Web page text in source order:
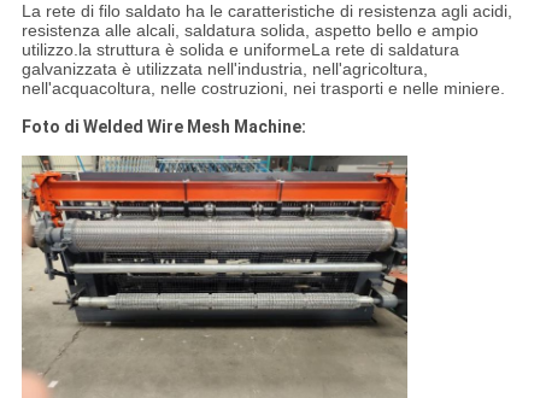
La rete di filo saldato ha le caratteristiche di resistenza agli acidi,
resistenza alle alcali, saldatura solida, aspetto bello e ampio
utilizzo.la struttura è solida e uniformeLa rete di saldatura
galvanizzata è utilizzata nell'industria, nell'agricoltura,
nell'acquacoltura, nelle costruzioni, nei trasporti e nelle miniere.
Foto di Welded Wire Mesh Machine: